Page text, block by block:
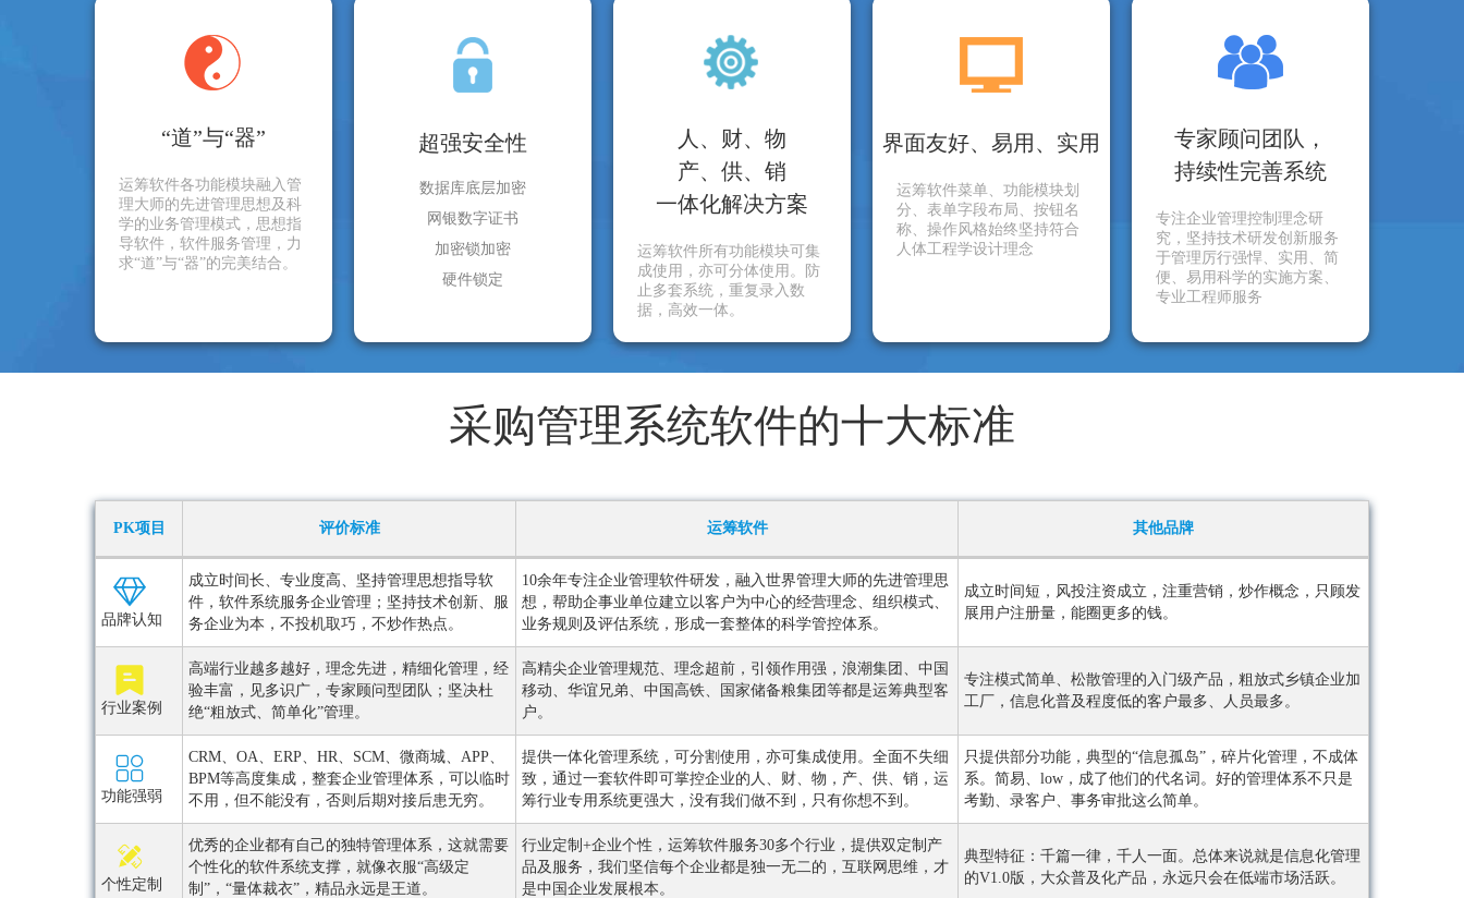
“道”与“器”
运筹软件各功能模块融入管
理大师的先进管理思想及科
学的业务管理模式，思想指
导软件，软件服务管理，力
求“道”与“器”的完美结合。
超强安全性
数据库底层加密
网银数字证书
加密锁加密
硬件锁定
人、财、物
产、供、销
一体化解决方案
运筹软件所有功能模块可集
成使用，亦可分体使用。防
止多套系统，重复录入数
据，高效一体。
界面友好、易用、实用
运筹软件菜单、功能模块划
分、表单字段布局、按钮名
称、操作风格始终坚持符合
人体工程学设计理念
专家顾问团队，
持续性完善系统
专注企业管理控制理念研
究，坚持技术研发创新服务
于管理厉行强悍、实用、简
便、易用科学的实施方案、
专业工程师服务
采购管理系统软件的十大标准
PK项目 评价标准 运筹软件 其他品牌
品牌认知
成立时间长、专业度高、坚持管理思想指导软
件，软件系统服务企业管理；坚持技术创新、服
务企业为本，不投机取巧，不炒作热点。
10余年专注企业管理软件研发，融入世界管理大师的先进管理思
想，帮助企事业单位建立以客户为中心的经营理念、组织模式、
业务规则及评估系统，形成一套整体的科学管控体系。
成立时间短，风投注资成立，注重营销，炒作概念，只顾发
展用户注册量，能圈更多的钱。
行业案例
高端行业越多越好，理念先进，精细化管理，经
验丰富，见多识广，专家顾问型团队；坚决杜
绝“粗放式、简单化”管理。
高精尖企业管理规范、理念超前，引领作用强，浪潮集团、中国
移动、华谊兄弟、中国高铁、国家储备粮集团等都是运筹典型客
户。
专注模式简单、松散管理的入门级产品，粗放式乡镇企业加
工厂，信息化普及程度低的客户最多、人员最多。
功能强弱
CRM、OA、ERP、HR、SCM、微商城、APP、
BPM等高度集成，整套企业管理体系，可以临时
不用，但不能没有，否则后期对接后患无穷。
提供一体化管理系统，可分割使用，亦可集成使用。全面不失细
致，通过一套软件即可掌控企业的人、财、物，产、供、销，运
筹行业专用系统更强大，没有我们做不到，只有你想不到。
只提供部分功能，典型的“信息孤岛”，碎片化管理，不成体
系。简易、low，成了他们的代名词。好的管理体系不只是
考勤、录客户、事务审批这么简单。
个性定制
优秀的企业都有自己的独特管理体系，这就需要
个性化的软件系统支撑，就像衣服“高级定
制”，“量体裁衣”，精品永远是王道。
行业定制+企业个性，运筹软件服务30多个行业，提供双定制产
品及服务，我们坚信每个企业都是独一无二的，互联网思维，才
是中国企业发展根本。
典型特征：千篇一律，千人一面。总体来说就是信息化管理
的V1.0版，大众普及化产品，永远只会在低端市场活跃。